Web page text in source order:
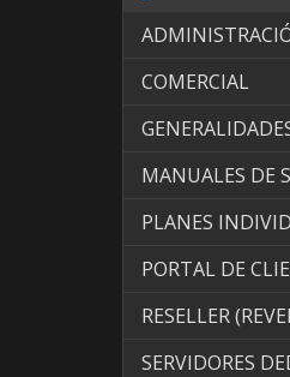
COMERCIAL
PLANES
PORTAL DE
RESELLER
SERVIDORES